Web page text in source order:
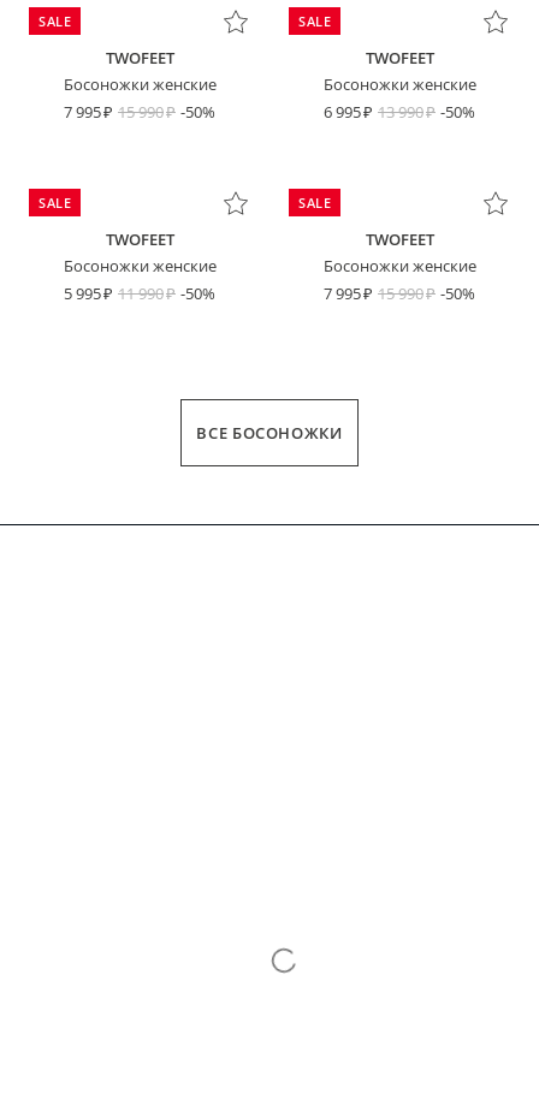
SALE
TWOFEET
Босоножки женские
7 995
15 990 -50%
SALE
TWOFEET
Босоножки женские
6 995
13 990 -50%
SALE
TWOFEET
Босоножки женские
5 995
11 990 -50%
SALE
TWOFEET
Босоножки женские
7 995
15 990 -50%
ВСЕ БОСОНОЖКИ